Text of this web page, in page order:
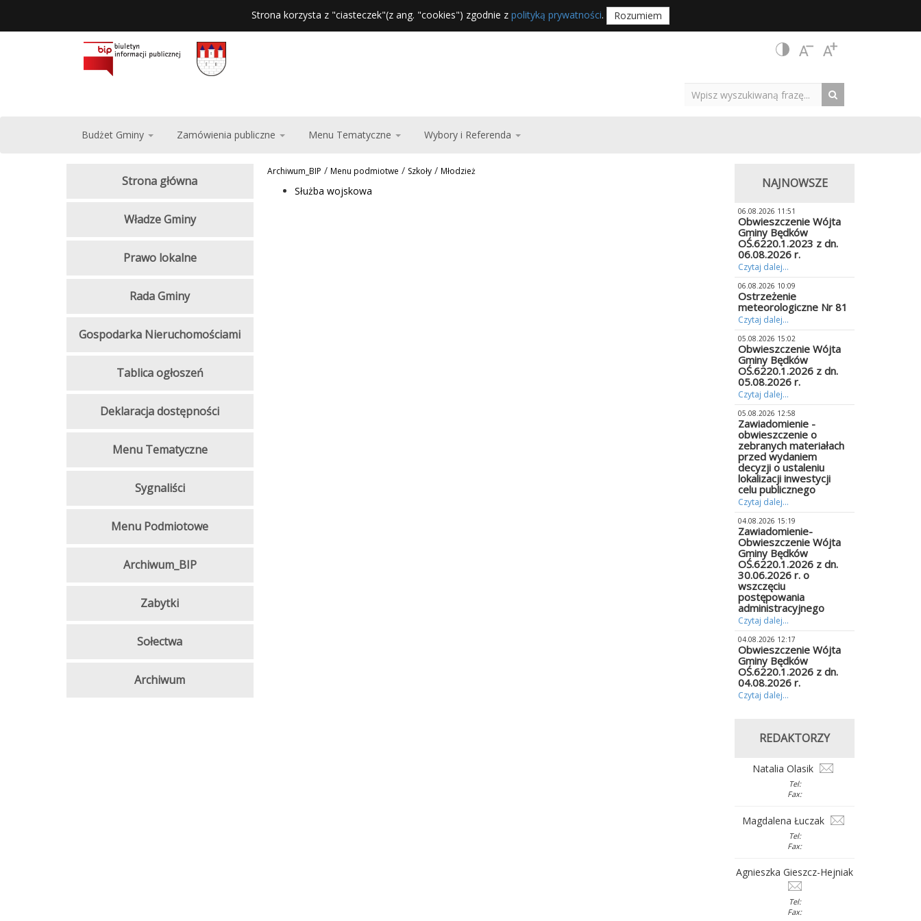
Strona korzysta z "ciasteczek"(z ang. "cookies") zgodnie z polityką prywatności. Rozumiem
Budżet Gminy Zamówienia publiczne Menu Tematyczne Wybory i Referenda
Archiwum_BIP / Menu podmiotwe / Szkoły/ Młodzież
Służba wojskowa
Strona główna
Władze Gminy
Prawo lokalne
Rada Gminy
Gospodarka Nieruchomościami
Tablica ogłoszeń
Deklaracja dostępności
Menu Tematyczne
Sygnaliści
Menu Podmiotowe
Archiwum_BIP
Zabytki
Sołectwa
Archiwum
NAJNOWSZE
06.08.2026 11:51
Obwieszczenie Wójta
Gminy Będków
OŚ.6220.1.2023 z dn.
06.08.2026 r.
Czytaj dalej...
06.08.2026 10:09
Ostrzeżenie
meteorologiczne Nr 81
Czytaj dalej...
05.08.2026 15:02
Obwieszczenie Wójta
Gminy Będków
OŚ.6220.1.2026 z dn.
05.08.2026 r.
Czytaj dalej...
05.08.2026 12:58
Zawiadomienie -
obwieszczenie o
zebranych materiałach
przed wydaniem
decyzji o ustaleniu
lokalizacji inwestycji
celu publicznego
Czytaj dalej...
04.08.2026 15:19
Zawiadomienie-
Obwieszczenie Wójta
Gminy Będków
OŚ.6220.1.2026 z dn.
30.06.2026 r. o
wszczęciu
postępowania
administracyjnego
Czytaj dalej...
04.08.2026 12:17
Obwieszczenie Wójta
Gminy Będków
OŚ.6220.1.2026 z dn.
04.08.2026 r.
Czytaj dalej...
REDAKTORZY
Natalia Olasik
Tel:
Fax:
Magdalena Łuczak
Tel:
Fax:
Agnieszka Gieszcz-Hejniak
Tel:
Fax: